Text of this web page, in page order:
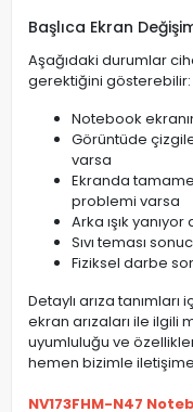
Başlıca Ekran
Aşağıdaki durumlar
gerektiğini gösterebilir:
Notebook
Görüntüde
varsa
Ekranda
problemi varsa
Arka ışık
Sıvı teması
Fiziksel darbe
Detaylı arıza
ekran arızaları ile ilgili
uyumluluğu ve
hemen bizimle
NV173FHM-N47